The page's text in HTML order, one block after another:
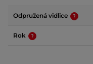
Odpružená vidlice
Rok